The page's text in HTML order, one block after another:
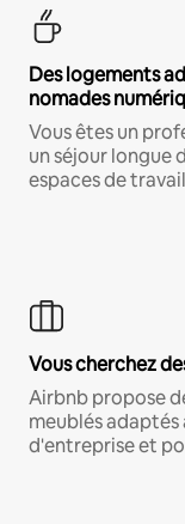
Des logements
nomades
Vous êtes un
un séjour longue
espaces de
Vous cherchez
Airbnb propose
meublés
d'entreprise et